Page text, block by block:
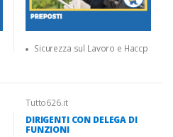
Sicurezza sul Lavoro e Haccp
Tutto626.it
DIRIGENTI CON DELEGA DI
FUNZIONI